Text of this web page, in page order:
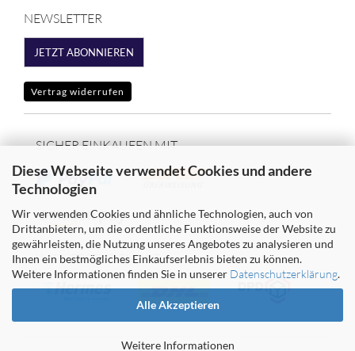
Diese Webseite verwendet Cookies und andere
Technologien
Wir verwenden Cookies und ähnliche Technologien, auch von
Drittanbietern, um die ordentliche Funktionsweise der Website zu
gewährleisten, die Nutzung unseres Angebotes zu analysieren und
Ihnen ein bestmögliches Einkaufserlebnis bieten zu können.
Weitere Informationen finden Sie in unserer Datenschutzerklärung.
Alle Akzeptieren
Weitere Informationen
NEWSLETTER
JETZT ABONNIEREN
Vertrag widerrufen
SICHER EINKAUFEN MIT
WIR VERSENDEN MIT